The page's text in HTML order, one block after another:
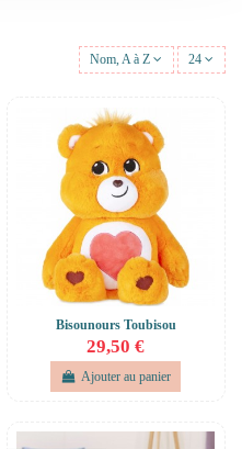
Nom, A à Z 24
Bisounours Toubisou
29,50 €
Ajouter au panier